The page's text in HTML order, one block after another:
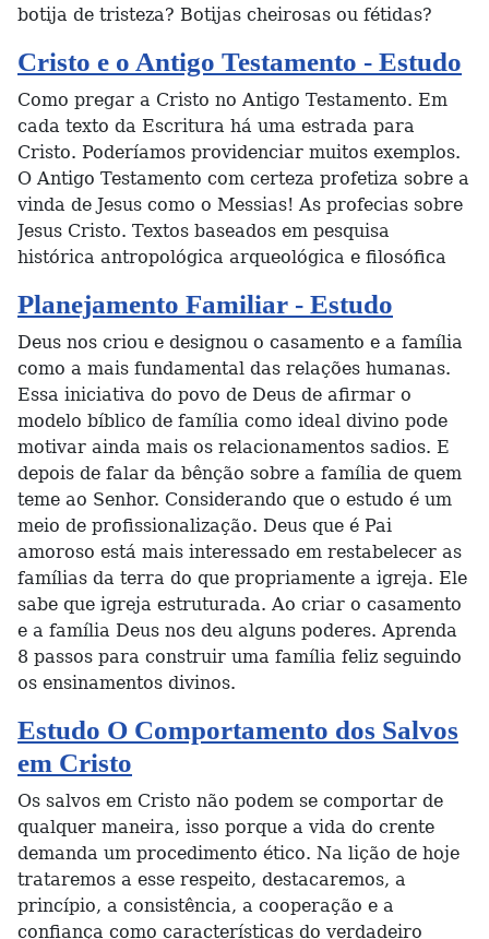
botija de tristeza? Botijas cheirosas ou fétidas?
Cristo e o Antigo Testamento - Estudo
Como pregar a Cristo no Antigo Testamento. Em
cada texto da Escritura há uma estrada para
Cristo. Poderíamos providenciar muitos exemplos.
O Antigo Testamento com certeza profetiza sobre a
vinda de Jesus como o Messias! As profecias sobre
Jesus Cristo. Textos baseados em pesquisa
histórica antropológica arqueológica e filosófica
Planejamento Familiar - Estudo
Deus nos criou e designou o casamento e a família
como a mais fundamental das relações humanas.
Essa iniciativa do povo de Deus de afirmar o
modelo bíblico de família como ideal divino pode
motivar ainda mais os relacionamentos sadios. E
depois de falar da bênção sobre a família de quem
teme ao Senhor. Considerando que o estudo é um
meio de profissionalização. Deus que é Pai
amoroso está mais interessado em restabelecer as
famílias da terra do que propriamente a igreja. Ele
sabe que igreja estruturada. Ao criar o casamento
e a família Deus nos deu alguns poderes. Aprenda
8 passos para construir uma família feliz seguindo
os ensinamentos divinos.
Estudo O Comportamento dos Salvos
em Cristo
Os salvos em Cristo não podem se comportar de
qualquer maneira, isso porque a vida do crente
demanda um procedimento ético. Na lição de hoje
trataremos a esse respeito, destacaremos, a
princípio, a consistência, a cooperação e a
confiança como características do verdadeiro